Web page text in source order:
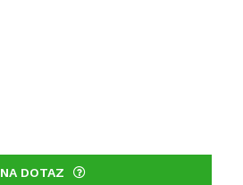
NA DOTAZ